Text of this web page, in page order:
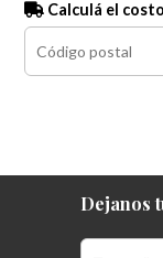
Calculá el
Dejanos